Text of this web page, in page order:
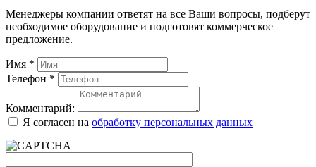
Менеджеры компании ответят на все Ваши вопросы, подберут
необходимое оборудование и подготовят коммерческое
предложение.
Имя *
Телефон *
Комментарий:
Я согласен на обработку персональных данных